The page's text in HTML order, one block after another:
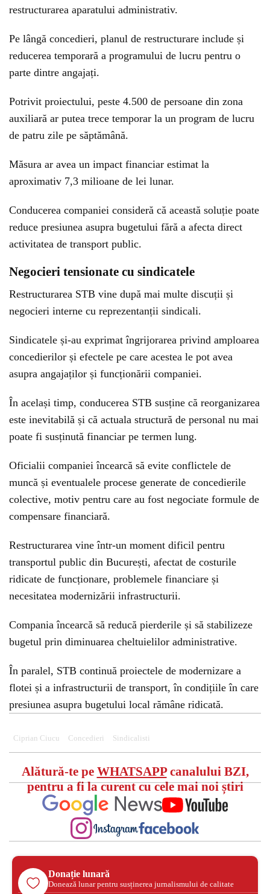
restructurarea aparatului administrativ.
Pe lângă concedieri, planul de restructurare include și
reducerea temporară a programului de lucru pentru o
parte dintre angajați.
Potrivit proiectului, peste 4.500 de persoane din zona
auxiliară ar putea trece temporar la un program de lucru
de patru zile pe săptămână.
Măsura ar avea un impact financiar estimat la
aproximativ 7,3 milioane de lei lunar.
Conducerea companiei consideră că această soluție poate
reduce presiunea asupra bugetului fără a afecta direct
activitatea de transport public.
Negocieri tensionate cu sindicatele
Restructurarea STB vine după mai multe discuții și
negocieri interne cu reprezentanții sindicali.
Sindicatele și-au exprimat îngrijorarea privind amploarea
concedierilor și efectele pe care acestea le pot avea
asupra angajaților și funcționării companiei.
În același timp, conducerea STB susține că reorganizarea
este inevitabilă și că actuala structură de personal nu mai
poate fi susținută financiar pe termen lung.
Oficialii companiei încearcă să evite conflictele de
muncă și eventualele procese generate de concedierile
colective, motiv pentru care au fost negociate formule de
compensare financiară.
Restructurarea vine într-un moment dificil pentru
transportul public din București, afectat de costurile
ridicate de funcționare, problemele financiare și
necesitatea modernizării infrastructurii.
Compania încearcă să reducă pierderile și să stabilizeze
bugetul prin diminuarea cheltuielilor administrative.
În paralel, STB continuă proiectele de modernizare a
flotei și a infrastructurii de transport, în condițiile în care
presiunea asupra bugetului local rămâne ridicată.
Ciprian Ciucu Concedieri Sindicalisti
Alătură-te pe WHATSAPPcanalului BZI,
pentru a fi la curent cu cele mai noi știri
Donație lunară
Donează lunar pentru susținerea jurnalismului de calitate